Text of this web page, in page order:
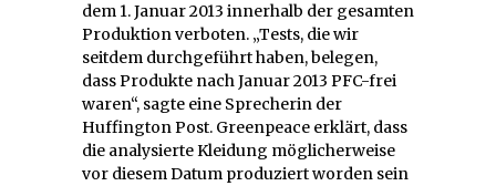
dem 1. Januar 2013 innerhalb der gesamten
Produktion verboten. „Tests, die wir
seitdem durchgeführt haben, belegen,
dass Produkte nach Januar 2013 PFC-frei
waren“, sagte eine Sprecherin der
Huffington Post. Greenpeace erklärt, dass
die analysierte Kleidung möglicherweise
vor diesem Datum produziert worden sein